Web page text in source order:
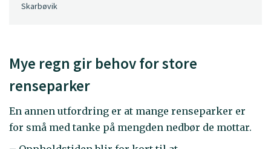
Skarbøvik
Mye regn gir behov for store
renseparker
En annen utfordring er at mange renseparker er
for små med tanke på mengden nedbør de mottar.